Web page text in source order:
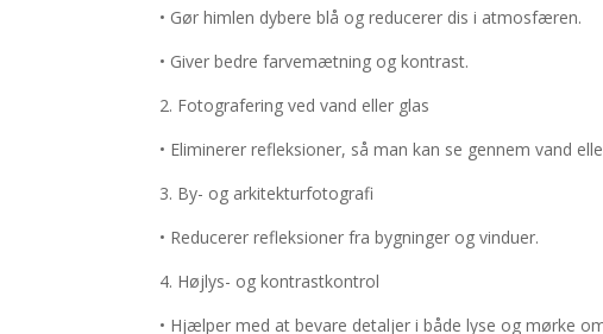
• Gør himlen dybere blå og reducerer dis i atmosfæren.
• Giver bedre farvemætning og kontrast.
2. Fotografering ved vand eller glas
• Eliminerer refleksioner, så man kan se gennem vand
3. By- og arkitekturfotografi
• Reducerer refleksioner fra bygninger og vinduer.
4. Højlys- og kontrastkontrol
• Hjælper med at bevare detaljer i både lyse og mørke